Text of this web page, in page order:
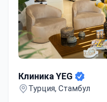
Клиника YEG
Турция, Стамбул